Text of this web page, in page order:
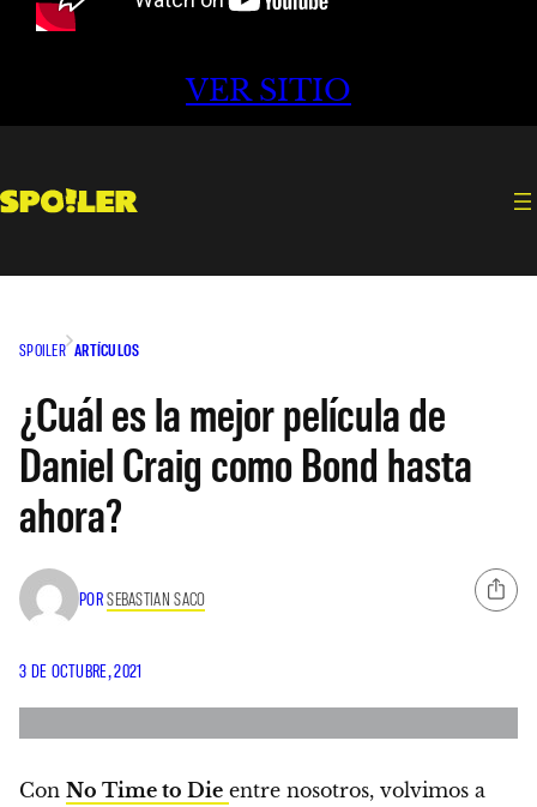
VER SITIO
SPOILER ARTÍCULOS
¿Cuál es la mejor película de
Daniel Craig como Bond hasta
ahora?
PORSEBASTIAN SACO
3 DE OCTUBRE, 2021
Con No Time to Die entre nosotros, volvimos a